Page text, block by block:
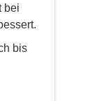
bei
bis